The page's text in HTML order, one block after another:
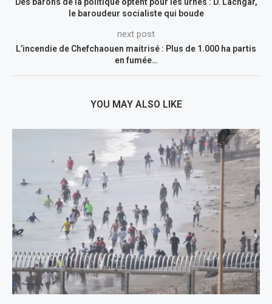
le baroudeur socialiste qui boude
next post
L’incendie de Chefchaouen maitrisé : Plus de 1.000 ha partis
en fumée…
YOU MAY ALSO LIKE